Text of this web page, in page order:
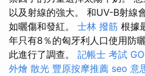
以及射線的強大。 和UV-B射線
如曬傷和發紅。 士林 撥筋 根據
年只有8％的匈牙利人口使用防
此進行了調查。 記帳士 考試
外燴 散光 豐原按摩推薦 seo 意